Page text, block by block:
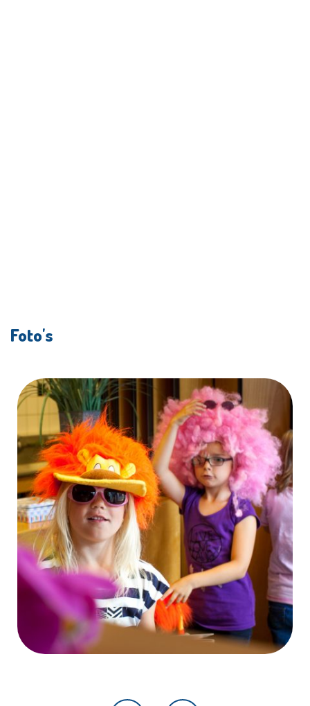
Foto's